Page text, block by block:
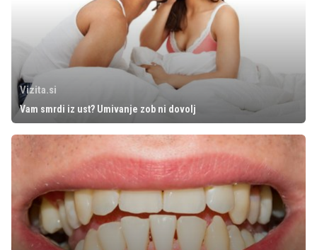
Vizita.si
Vam smrdi iz ust? Umivanje zob ni dovolj